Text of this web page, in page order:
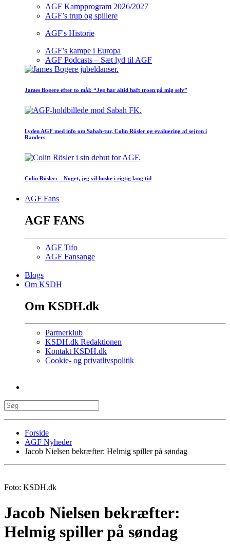
AGF Kampprogram 2026/2027
AGF’s trup og spillere
AGF's Historie
AGF’s kampe i Europa
AGF Podcasts – Sæt lyd til AGF
James Bogere efter to mål: “Jeg har altid haft troen på mig selv”
Lyden AGF med info om Sabah-tur, Colin Rösler og evaluering af sejren i
Randers
Colin Rösler: – Noget, jeg vil huske i rigtig lang tid
AGF Fans
AGF FANS
AGF Tifo
AGF Fansange
Blogs
Om KSDH
Om KSDH.dk
Partnerklub
KSDH.dk Redaktionen
Kontakt KSDH.dk
Cookie- og privatlivspolitik
Forside
AGF Nyheder
Jacob Nielsen bekræfter: Helmig spiller på søndag
Foto: KSDH.dk
Jacob Nielsen bekræfter:
Helmig spiller på søndag